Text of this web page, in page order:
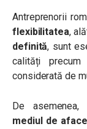
Antreprenorii
flexibilitatea,
definită, sunt
calități
considerată de
De asemenea,
mediul de